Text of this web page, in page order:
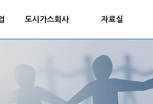
도시가스회사 자료실